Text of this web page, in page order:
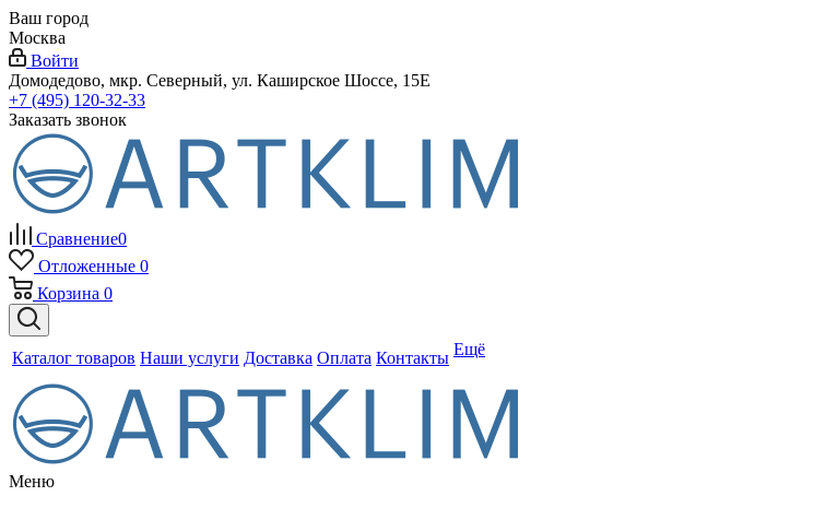
Ваш город
Москва
Войти
Домодедово, мкр. Северный, ул. Каширское Шоссе, 15Е
+7 (495) 120-32-33
Заказать звонок
Сравнение0
Отложенные 0
Корзина 0
Каталог товаров Наши услуги Доставка Оплата Контакты Ещё
Меню